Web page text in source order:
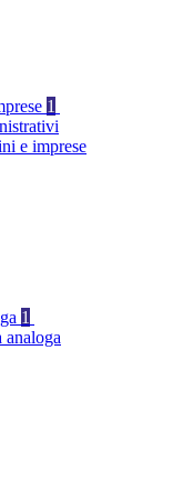
1
e imprese
1